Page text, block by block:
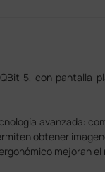
5, con pantalla
avanzada:
obtener
mejoran